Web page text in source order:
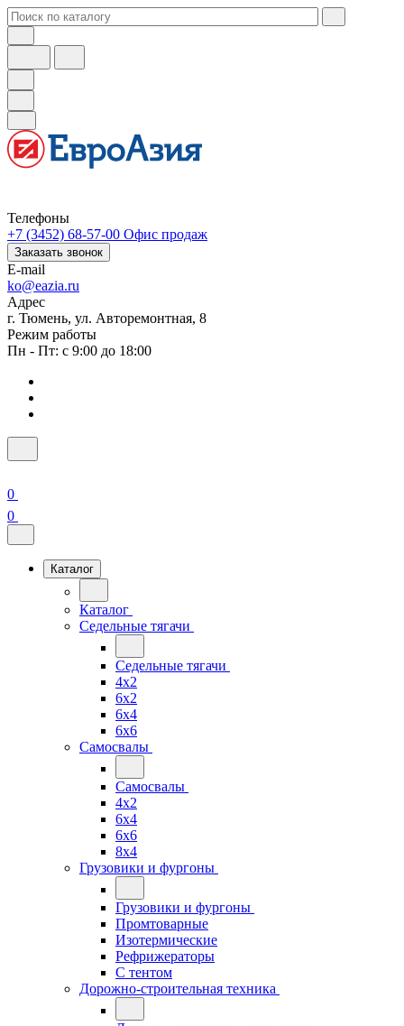
Телефоны
+7 (3452) 68-57-00 Офис продаж
Заказать звонок
E-mail
ko@eazia.ru
Адрес
г. Тюмень, ул. Авторемонтная, 8
Режим работы
Пн - Пт: с 9:00 до 18:00
0
0
Каталог
Каталог
Седельные тягачи
Седельные тягачи
4x2
6x2
6x4
6x6
Самосвалы
Самосвалы
4x2
6x4
6x6
8x4
Грузовики и фургоны
Грузовики и фургоны
Промтоварные
Изотермические
Рефрижераторы
С тентом
Дорожно-строительная техника